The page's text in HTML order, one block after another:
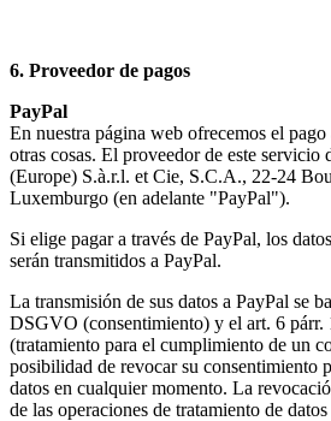
6. Proveedor de pagos
PayPal
En nuestra página web ofrecemos el
otras cosas. El proveedor de este servicio
(Europe) S.à.r.l. et Cie, S.C.A., 22-24
Luxemburgo (en adelante "PayPal").
Si elige pagar a través de PayPal, los
serán transmitidos a PayPal.
La transmisión de sus datos a PayPal se
DSGVO (consentimiento) y el art. 6
(tratamiento para el cumplimiento de un
posibilidad de revocar su consentimiento
datos en cualquier momento. La
de las operaciones de tratamiento de